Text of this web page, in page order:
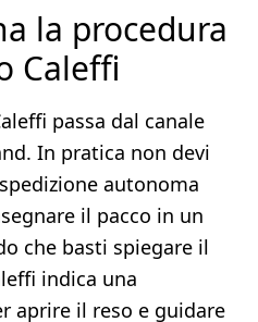
la procedura
Caleffi
passa dal canale
In pratica non devi
autonoma
il pacco in un
che basti spiegare il
indica una
aprire il reso e guidare